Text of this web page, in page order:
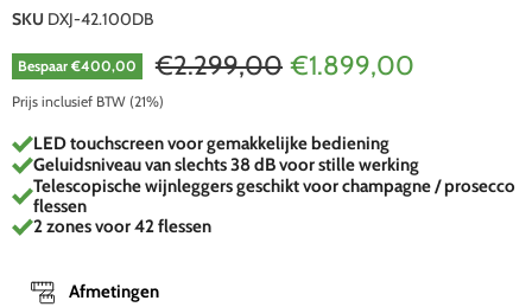
SKU DXJ-42.100DB
Bespaar €400,00 Oorspronkelijke prijs
€2.299,00 Huidige prijs
€1.899,00
Prijs inclusief BTW (21%)
LED touchscreen voor gemakkelijke bediening
Geluidsniveau van slechts 38 dB voor stille werking
Telescopische wijnleggers geschikt voor champagne / prosecco
flessen
2 zones voor 42 flessen
Afmetingen